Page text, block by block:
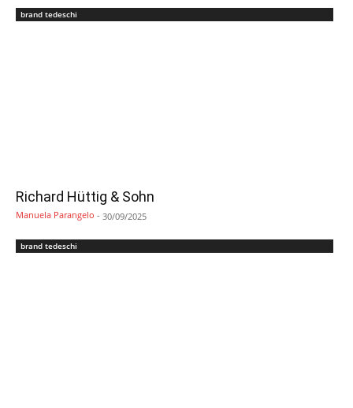
brand tedeschi
Richard Hüttig & Sohn
Manuela Parangelo - 30/09/2025
brand tedeschi